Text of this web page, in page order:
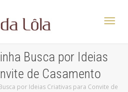
Busca por Ideias
de Casamento
por Ideias Criativas para Convite de